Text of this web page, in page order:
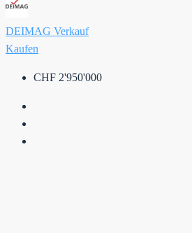
DEIMAG Verkauf
Kaufen
CHF 2'950'000